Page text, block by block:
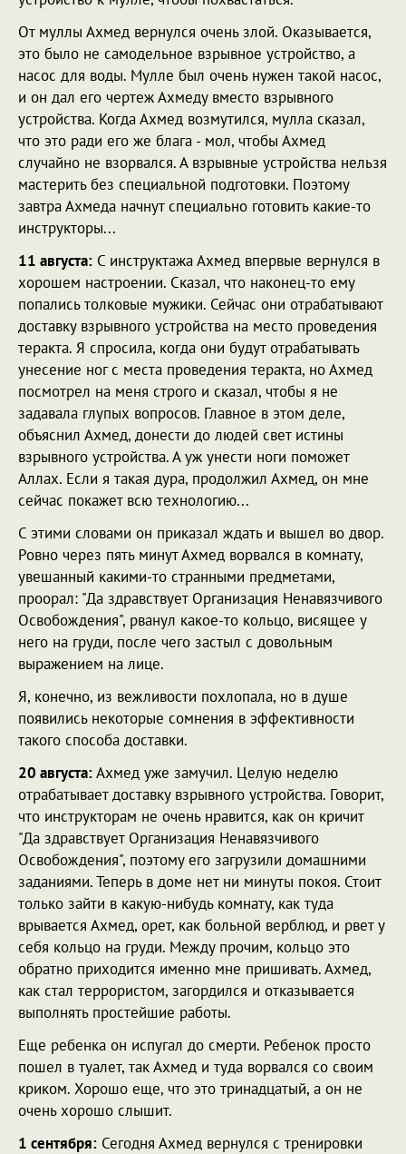
От муллы Ахмед вернулся очень злой. Оказывается,
это было не самодельное взрывное устройство, а
насос для воды. Мулле был очень нужен такой насос,
и он дал его чертеж Ахмеду вместо взрывного
устройства. Когда Ахмед возмутился, мулла сказал,
что это ради его же блага - мол, чтобы Ахмед
случайно не взорвался. А взрывные устройства нельзя
мастерить без специальной подготовки. Поэтому
завтра Ахмеда начнут специально готовить какие-то
инструкторы...
11 августа: С инструктажа Ахмед впервые вернулся в
хорошем настроении. Сказал, что наконец-то ему
попались толковые мужики. Сейчас они отрабатывают
доставку взрывного устройства на место проведения
теракта. Я спросила, когда они будут отрабатывать
унесение ног с места проведения теракта, но Ахмед
посмотрел на меня строго и сказал, чтобы я не
задавала глупых вопросов. Главное в этом деле,
объяснил Ахмед, донести до людей свет истины
взрывного устройства. А уж унести ноги поможет
Аллах. Если я такая дура, продолжил Ахмед, он мне
сейчас покажет всю технологию...
С этими словами он приказал ждать и вышел во двор.
Ровно через пять минут Ахмед ворвался в комнату,
увешанный какими-то странными предметами,
проорал: "Да здравствует Организация Ненавязчивого
Освобождения", рванул какое-то кольцо, висящее у
него на груди, после чего застыл с довольным
выражением на лице.
Я, конечно, из вежливости похлопала, но в душе
появились некоторые сомнения в эффективности
такого способа доставки.
20 августа:Ахмед уже замучил. Целую неделю
отрабатывает доставку взрывного устройства. Говорит,
что инструкторам не очень нравится, как он кричит
"Да здравствует Организация Ненавязчивого
Освобождения", поэтому его загрузили домашними
заданиями. Теперь в доме нет ни минуты покоя. Стоит
только зайти в какую-нибудь комнату, как туда
врывается Ахмед, орет, как больной верблюд, и рвет у
себя кольцо на груди. Между прочим, кольцо это
обратно приходится именно мне пришивать. Ахмед,
как стал террористом, загордился и отказывается
выполнять простейшие работы.
Еще ребенка он испугал до смерти. Ребенок просто
пошел в туалет, так Ахмед и туда ворвался со своим
криком. Хорошо еще, что это тринадцатый, а он не
очень хорошо слышит.
1 сентября: Сегодня Ахмед вернулся с тренировки